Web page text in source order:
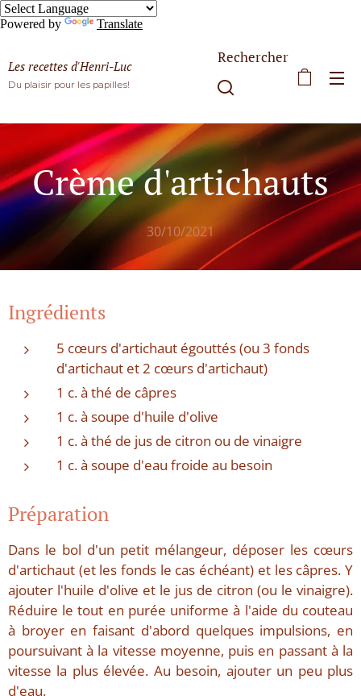
Powered by Translate
Les recettes d'Henri-Luc
Du plaisir pour les papilles!
Rechercher
Crème d'artichauts
30/10/2021
Ingrédients
5 cœurs d'artichaut égouttés (ou 3 fonds
d'artichaut et 2 cœurs d'artichaut)
1 c. à thé de câpres
1 c. à soupe d'huile d'olive
1 c. à thé de jus de citron ou de vinaigre
1 c. à soupe d'eau froide au besoin
Préparation
Dans le bol d'un petit mélangeur, déposer les cœurs
d'artichaut (et les fonds le cas échéant) et les câpres. Y
ajouter l'huile d'olive et le jus de citron (ou le vinaigre).
Réduire le tout en purée uniforme à l'aide du couteau
à broyer en faisant d'abord quelques impulsions, en
poursuivant à la vitesse moyenne, puis en passant à la
vitesse la plus élevée. Au besoin, ajouter un peu plus
d'eau.